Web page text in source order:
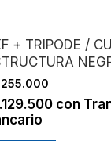
+ TRIPODE /
con